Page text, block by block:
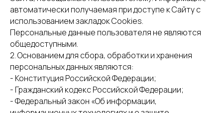
автоматически получаемая при доступе к Сайту с
использованием закладок Cookies.
Персональные данные пользователя не являются
общедоступными.
2. Основанием для сбора, обработки и хранения
персональных данных являются:
- Конституция Российской Федерации;
- Гражданский кодекс Российской Федерации;
- Федеральный закон «Об информации,